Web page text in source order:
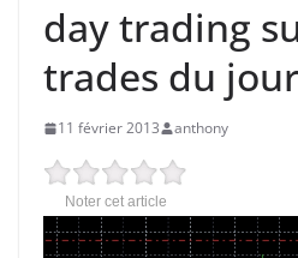
day trading
trades du jour
11 février 2013 anthony
Noter cet article